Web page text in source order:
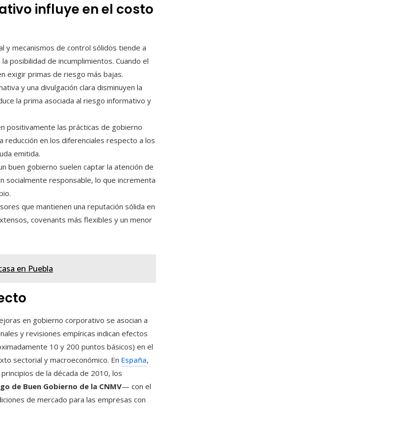
influye en el costo
y mecanismos de control sólidos tiende a
posibilidad de incumplimientos. Cuando el
exigir primas de riesgo más bajas.
y una divulgación clara disminuyen la
la prima asociada al riesgo informativo y
positivamente las prácticas de gobierno
reducción en los diferenciales respecto a los
emitida.
buen gobierno suelen captar la atención de
socialmente responsable, lo que incrementa
que mantienen una reputación sólida en
covenants más flexibles y un menor
en Puebla
en gobierno corporativo se asocian a
y revisiones empíricas indican efectos
10 y 200 puntos básicos) en el
sectorial y macroeconómico. En España,
de la década de 2010, los
de Buen Gobierno de la CNMV— con el
de mercado para las empresas con